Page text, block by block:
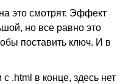
это смотрят. Эффект
но все равно это
поставить ключ. И в
.html в конце, здесь нет